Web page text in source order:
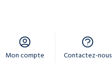
Mon compte Contactez-nous